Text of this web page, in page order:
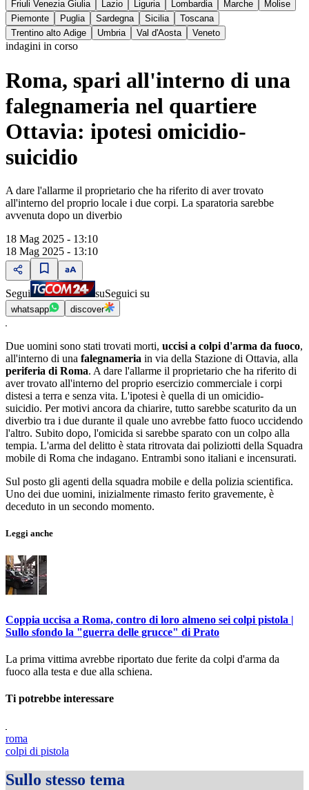
Friuli Venezia Giulia
Lazio Liguria Lombardia Marche
Molise
Piemonte
Puglia Sardegna Sicilia
Toscana
Trentino alto Adige
Umbria Val d'Aosta Veneto
indagini in corso
Roma, spari all'interno di una
falegnameria nel quartiere
Ottavia: ipotesi omicidio-
suicidio
A dare l'allarme il proprietario che ha riferito di aver trovato
all'interno del proprio locale i due corpi. La sparatoria sarebbe
avvenuta dopo un diverbio
18 Mag 2025 - 13:10
18 Mag 2025 - 13:10
Segui suSeguici su
whatsapp discover
Due uomini sono stati trovati morti, uccisi a colpi d'arma da fuoco,
all'interno di una falegnameria in via della Stazione di Ottavia, alla
periferia di Roma. A dare l'allarme il proprietario che ha riferito di
aver trovato all'interno del proprio esercizio commerciale i corpi
distesi a terra e senza vita. L'ipotesi è quella di un omicidio-
suicidio. Per motivi ancora da chiarire, tutto sarebbe scaturito da un
diverbio tra i due durante il quale uno avrebbe fatto fuoco uccidendo
l'altro. Subito dopo, l'omicida si sarebbe sparato con un colpo alla
tempia. L'arma del delitto è stata ritrovata dai poliziotti della Squadra
mobile di Roma che indagano. Entrambi sono italiani e incensurati.
Sul posto gli agenti della squadra mobile e della polizia scientifica.
Uno dei due uomini, inizialmente rimasto ferito gravemente, è
deceduto in un secondo momento.
Leggi anche
Coppia uccisa a Roma, contro di loro almeno sei colpi pistola |
Sullo sfondo la "guerra delle grucce" di Prato
La prima vittima avrebbe riportato due ferite da colpi d'arma da
fuoco alla testa e due alla schiena.
Ti potrebbe interessare
roma
colpi di pistola
Sullo stesso tema